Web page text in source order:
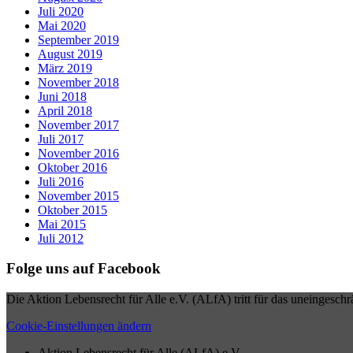
Juli 2020
Mai 2020
September 2019
August 2019
März 2019
November 2018
Juni 2018
April 2018
November 2017
Juli 2017
November 2016
Oktober 2016
Juli 2016
November 2015
Oktober 2015
Mai 2015
Juli 2012
Folge uns auf Facebook
Die Aktion Lebensrecht für Alle e.V. (ALfA) tritt für das
Cookie-Einstellungen ändern